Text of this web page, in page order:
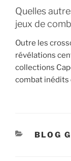
Quelles
jeux de
Outre les
révélations
collections
combat inédits
BLOG